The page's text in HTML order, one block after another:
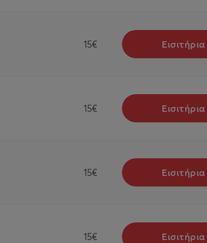
15€ Εισιτήρια
15€ Εισιτήρια
15€ Εισιτήρια
15€ Εισιτήρια